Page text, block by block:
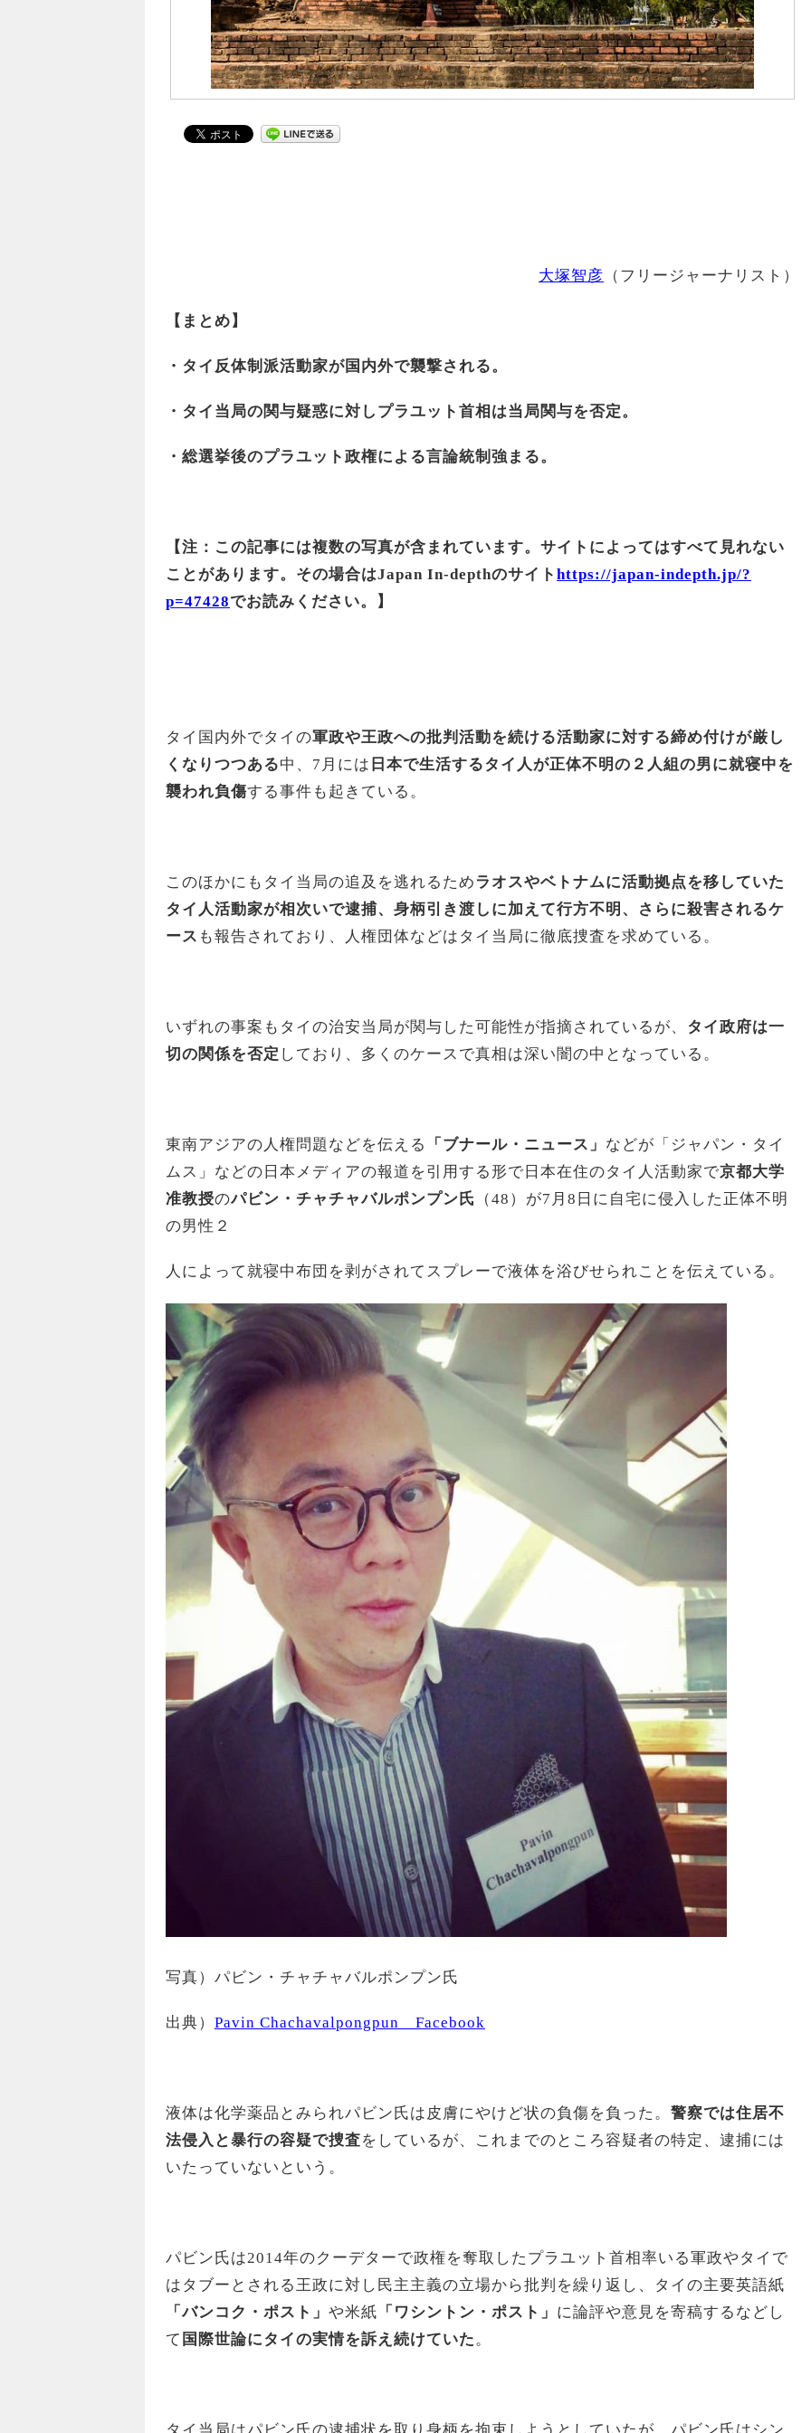
大塚智彦 （フリージャーナリスト）
【まとめ】
・タイ反体制派活動家が国内外で襲撃される。
・タイ当局の関与疑惑に対しプラユット首相は当局関与を否定。
・総選挙後のプラユット政権による言論統制強まる。
【注：この記事には複数の写真が含まれています。サイトによってはすべて見れない
ことがあります。その場合はJapan In-depthのサイト https://japan-indepth.jp/?
p=47428でお読みください。】
タイ国内外でタイの軍政や王政への批判活動を続ける活動家に対する締め付けが厳し
くなりつつある中、7月には 日本で生活するタイ人が正体不明の２人組の男に就寝中を
襲われ負傷する事件も起きている。
このほかにもタイ当局の追及を逃れるためラオスやベトナムに活動拠点を移していた
タイ人活動家が相次いで逮捕、身柄引き渡しに加えて行方不明、さらに殺害されるケ
ース も報告されており、人権団体などはタイ当局に徹底捜査を求めている。
いずれの事案もタイの治安当局が関与した可能性が指摘されているが、 タイ政府は一
切の関係を否定 しており、多くのケースで真相は深い闇の中となっている。
東南アジアの人権問題などを伝える 「ブナール・ニュース」 などが「ジャパン・タイ
ムス」などの日本メディアの報道を引用する形で日本在住のタイ人活動家で京都大学
准教授のパビン・チャチャバルポンプン氏
（48）が7月8日に自宅に侵入した正体不明
の男性２
人によって就寝中布団を剥がされてスプレーで液体を浴びせられことを伝えている。
写真）パビン・チャチャバルポンプン氏
出典） Pavin Chachavalpongpun Facebook
液体は化学薬品とみられパビン氏は皮膚にやけど状の負傷を負った。 警察では住居不
法侵入と暴行の容疑で捜査をしているが、これまでのところ容疑者の特定、逮捕には
いたっていないという。
パビン氏は2014年のクーデターで政権を奪取したプラユット首相率いる軍政やタイで
はタブーとされる王政に対し民主主義の立場から批判を繰り返し、タイの主要英語紙
「バンコク・ポスト」 や米紙 「ワシントン・ポスト」 に論評や意見を寄稿するなどし
て 国際世論にタイの実情を訴え続けていた。